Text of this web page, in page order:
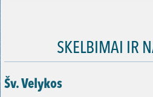
SKELBIMAI IR
Šv. Velykos